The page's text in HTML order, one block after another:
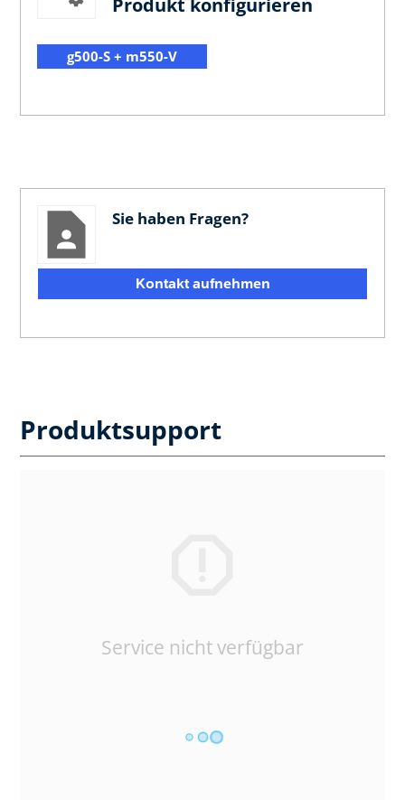
Produkt konfigurieren
g500-S + m550-V
Sie haben Fragen?
Kontakt aufnehmen
Produktsupport
Service nicht verfügbar